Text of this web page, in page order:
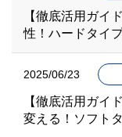
【徹底活用ガイ
性！ハードタイ
2025/06/23
【徹底活用ガイ
変える！ソフト